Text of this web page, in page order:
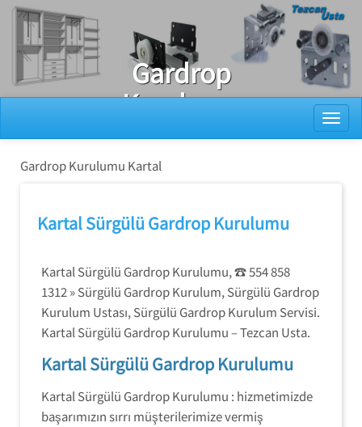
Ray Dolap Tamiri
Gardrop
Kurulumu
Kartal
Gardrop Kurulumu Kartal
Kartal Sürgülü Gardrop Kurulumu
Kartal Sürgülü Gardrop Kurulumu, ☎️ 554 858
1312 » Sürgülü Gardrop Kurulum, Sürgülü Gardrop
Kurulum Ustası, Sürgülü Gardrop Kurulum Servisi.
Kartal Sürgülü Gardrop Kurulumu – Tezcan Usta.
Kartal Sürgülü Gardrop Kurulumu
Kartal Sürgülü Gardrop Kurulumu : hizmetimizde
başarımızın sırrı müşterilerimize vermiş